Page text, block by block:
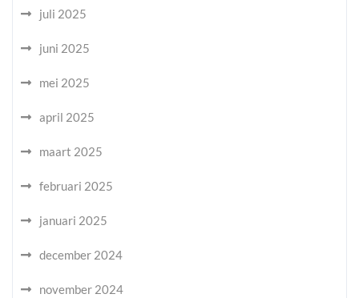
juli 2025
juni 2025
mei 2025
april 2025
maart 2025
februari 2025
januari 2025
december 2024
november 2024